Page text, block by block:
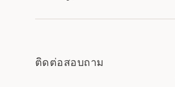
ติดต่อสอบถาม